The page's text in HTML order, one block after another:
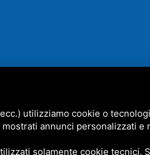
•SITEMAP
utilizziamo cookie o
annunci personalizzati e
solamente cookie tecnici.